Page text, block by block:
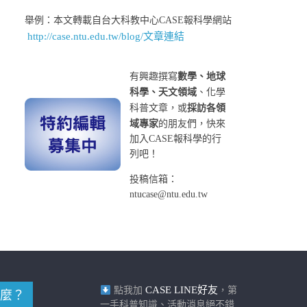
舉例：本文轉載自台大科教中心CASE報科學網站
http://case.ntu.edu.tw/blog/文章連結
有興趣撰寫數學、地球
科學、天文領域 、化學
科普文章，或採訪各領
域專家的朋友們，快來
加入CASE報科學的行
列吧！
投稿信箱：
ntucase@ntu.edu.tw
？ 點我加 CASE LINE好友 ，第
一手科普知識、活動消息絕不錯